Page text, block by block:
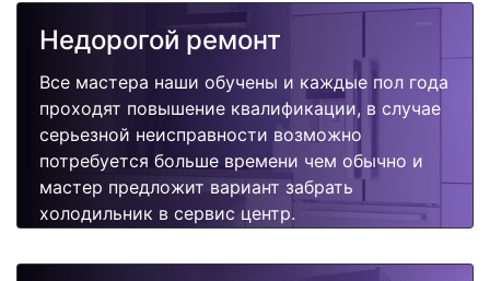
Недорогой ремонт
Все мастера наши обучены и каждые пол года
проходят повышение квалификации, в случае
серьезной неисправности возможно
потребуется больше времени чем обычно и
мастер предложит вариант забрать
холодильник в сервис центр.